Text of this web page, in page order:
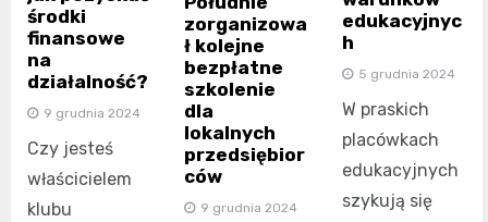
środki
finansowe
na
działalność?
9 grudnia 2024
Czy jesteś
właścicielem
klubu
zorganizowa
ł kolejne
bezpłatne
szkolenie
dla
lokalnych
przedsiębior
ców
9 grudnia 2024
edukacyjnyc
h
5 grudnia 2024
W praskich
placówkach
edukacyjnych
szykują się